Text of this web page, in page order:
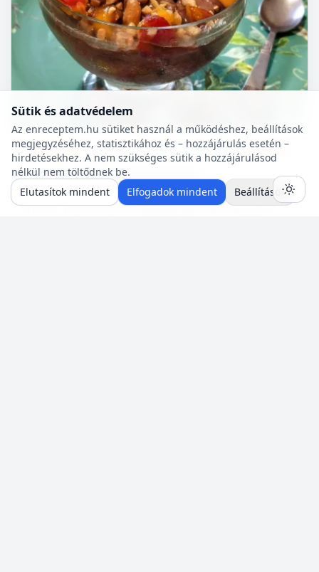
Diabetikus 10 p 🍽️ 4 adag 🔥 ~469 kcal
Csokoládéhab (cukormentes)
A felsorolt összetevőkből percek alatt nagyon finom,
krémes, cukormentes csokoládéhabot lehet készíteni.
Sütik és adatvédelem
Az enreceptem.hu sütiket használ a működéshez, beállítások
megjegyzéséhez, statisztikához és – hozzájárulás esetén –
hirdetésekhez. A nem szükséges sütik a hozzájárulásod
nélkül nem töltődnek be.
Elutasítok mindent
Elfogadok mindent Beállítások